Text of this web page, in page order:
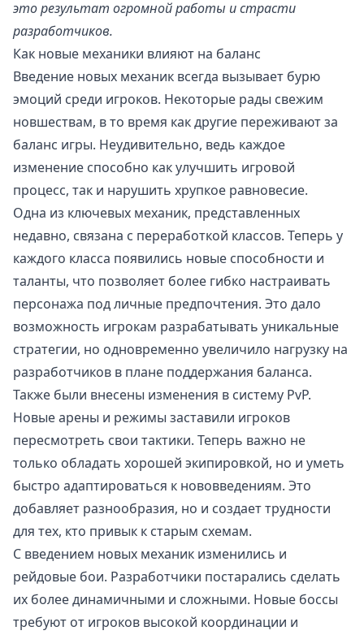
это результат огромной работы и страсти
разработчиков.
Как новые механики влияют на баланс
Введение новых механик всегда вызывает бурю
эмоций среди игроков. Некоторые рады свежим
новшествам, в то время как другие переживают за
баланс игры. Неудивительно, ведь каждое
изменение способно как улучшить игровой
процесс, так и нарушить хрупкое равновесие.
Одна из ключевых механик, представленных
недавно, связана с переработкой классов. Теперь у
каждого класса появились новые способности и
таланты, что позволяет более гибко настраивать
персонажа под личные предпочтения. Это дало
возможность игрокам разрабатывать уникальные
стратегии, но одновременно увеличило нагрузку на
разработчиков в плане поддержания баланса.
Также были внесены изменения в систему PvP.
Новые арены и режимы заставили игроков
пересмотреть свои тактики. Теперь важно не
только обладать хорошей экипировкой, но и уметь
быстро адаптироваться к нововведениям. Это
добавляет разнообразия, но и создает трудности
для тех, кто привык к старым схемам.
С введением новых механик изменились и
рейдовые бои. Разработчики постарались сделать
их более динамичными и сложными. Новые боссы
требуют от игроков высокой координации и